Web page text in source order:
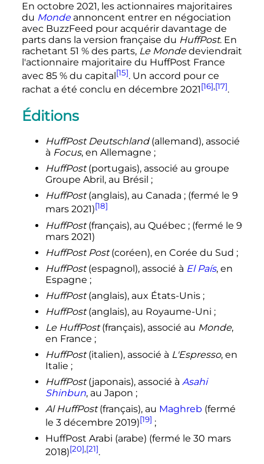
En octobre 2021, les actionnaires majoritaires
du Mondeannoncent entrer en négociation
avec BuzzFeed pour acquérir davantage de
parts dans la version française du HuffPost. En
rachetant 51 % des parts, Le Mondedeviendrait
l'actionnaire majoritaire du HuffPost France
avec 85 % du capital [15]. Un accord pour ce
rachat a été conclu en décembre 2021[16],[17].
Éditions
HuffPost Deutschland(allemand), associé
à Focus, en Allemagne ;
HuffPost(portugais), associé au groupe
Groupe Abril, au Brésil ;
HuffPost(anglais), au Canada ; (fermé le 9
mars 2021)[18]
HuffPost(français), au Québec ; (fermé le 9
mars 2021)
HuffPost Post(coréen), en Corée du Sud ;
HuffPost(espagnol), associé à El País, en
Espagne ;
HuffPost(anglais), aux États-Unis ;
HuffPost(anglais), au Royaume-Uni ;
Le HuffPost(français), associé au Monde,
en France ;
HuffPost(italien), associé à L'Espresso, en
Italie ;
HuffPost(japonais), associé à Asahi
Shinbun, au Japon ;
Al HuffPost(français), au Maghreb (fermé
le 3 décembre 2019)[19] ;
HuffPost Arabi (arabe) (fermé le 30 mars
2018)[20],[21].